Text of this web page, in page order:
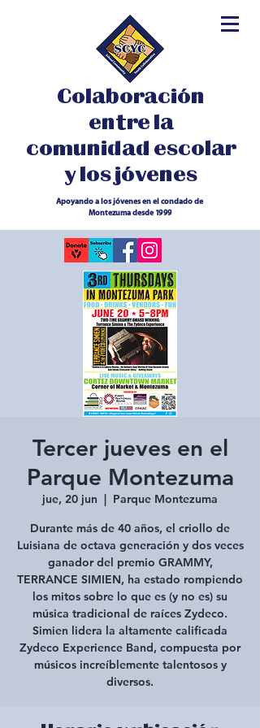
Colaboración
entre la
comunidad escolar
y los jóvenes
Apoyando a los jóvenes en el condado de
Montezuma desde 1999
Tercer jueves en el
Parque Montezuma
jue, 20 jun
  |
Parque Montezuma
Durante más de 40 años, el criollo de
Luisiana de octava generación y dos veces
ganador del premio GRAMMY,
TERRANCE SIMIEN, ha estado rompiendo
los mitos sobre lo que es (y no es) su
música tradicional de raíces Zydeco.
Simien lidera la altamente calificada
Zydeco Experience Band, compuesta por
músicos increíblemente talentosos y
diversos.